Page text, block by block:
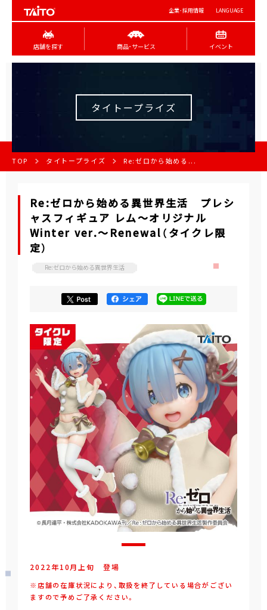
企業･採用情報 LANGUAGE
店舗を探す 商品･サービス イベント
タイトープライズ
TOP タイトープライズ Re:ゼロから始める...
Re:ゼロから始める異世界生活 プレシ
ャスフィギュア レム～オリジナル
Winter ver.～Renewal（タイクレ限
定）
Re:ゼロから始める異世界生活
2022年10月 上旬 登場
※店舗の在庫状況により、取扱を終了している場合がござい
ますので予めご了承ください。